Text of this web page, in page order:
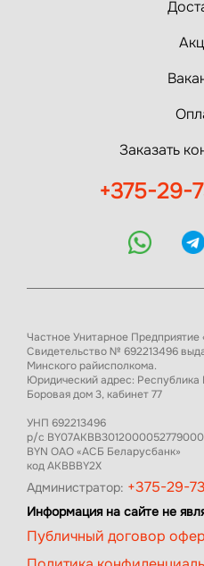
Заказать
+375-29-
Частное Унитарное
Свидетельство № 692213496
Минского райисполкома.
Юридический адрес:
Боровая дом 3, кабинет 77
УНП 692213496
р/с
BYN ОАО «АСБ Беларусбанк»
код AKBBBY2X
Администратор: +375-29-
Информация на сайте не
Публичный договор